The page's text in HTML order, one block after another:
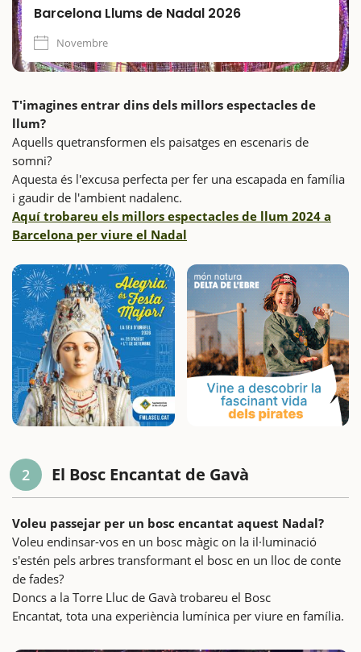
Barcelona Llums de Nadal 2026
Novembre
T'imagines entrar dins dels millors espectacles de
llum?
Aquells quetransformen els paisatges en escenaris de
somni?
Aquesta és l'excusa perfecta per fer una escapada en família
i gaudir de l'ambient nadalenc.
Aquí trobareu els millors espectacles de llum 2024 a
Barcelona per viure el Nadal
2 El Bosc Encantat de Gavà
Voleu passejar per un bosc encantat aquest Nadal?
Voleu endinsar-vos en un bosc màgic on la il·luminació
s'estén pels arbres transformant el bosc en un lloc de conte
de fades?
Doncs a la Torre Lluc de Gavà trobareu el Bosc
Encantat, tota una experiència lumínica per viure en família.